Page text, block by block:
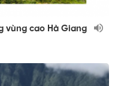
vùng cao Hà Giang